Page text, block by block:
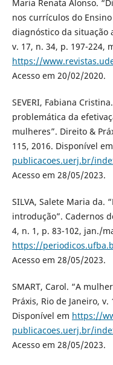
Maria Renata Alonso.
nos currículos do
diagnóstico da situação
v. 17, n. 34, p. 197-224,
https://
Acesso em 20/02/2020.
SEVERI, Fabiana
problemática da
mulheres”. Direito &
115, 2016. Disponível em
publicacoes.uerj.br/
Acesso em 28/05/2023.
SILVA, Salete Maria da.
introdução”. Cadernos
4, n. 1, p. 83-102, jan./
https://
Acesso em 28/05/2023.
SMART, Carol. “A
Práxis, Rio de Janeiro,
Disponível em https://
publicacoes.uerj.br/
Acesso em 28/05/2023.